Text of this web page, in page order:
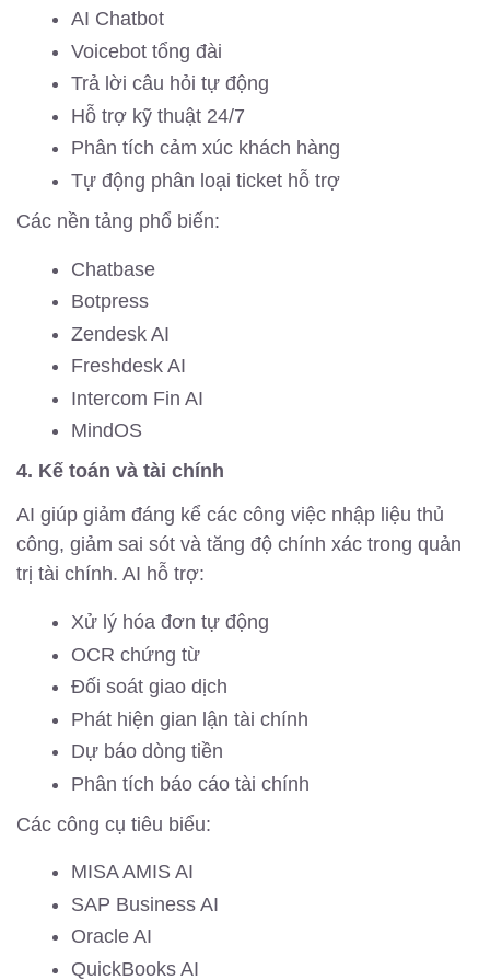
AI Chatbot
Voicebot tổng đài
Trả lời câu hỏi tự động
Hỗ trợ kỹ thuật 24/7
Phân tích cảm xúc khách hàng
Tự động phân loại ticket hỗ trợ
Các nền tảng phổ biến:
Chatbase
Botpress
Zendesk AI
Freshdesk AI
Intercom Fin AI
MindOS
4. Kế toán và tài chính
AI giúp giảm đáng kể các công việc nhập liệu thủ
công, giảm sai sót và tăng độ chính xác trong quản
trị tài chính. AI hỗ trợ:
Xử lý hóa đơn tự động
OCR chứng từ
Đối soát giao dịch
Phát hiện gian lận tài chính
Dự báo dòng tiền
Phân tích báo cáo tài chính
Các công cụ tiêu biểu:
MISA AMIS AI
SAP Business AI
Oracle AI
QuickBooks AI